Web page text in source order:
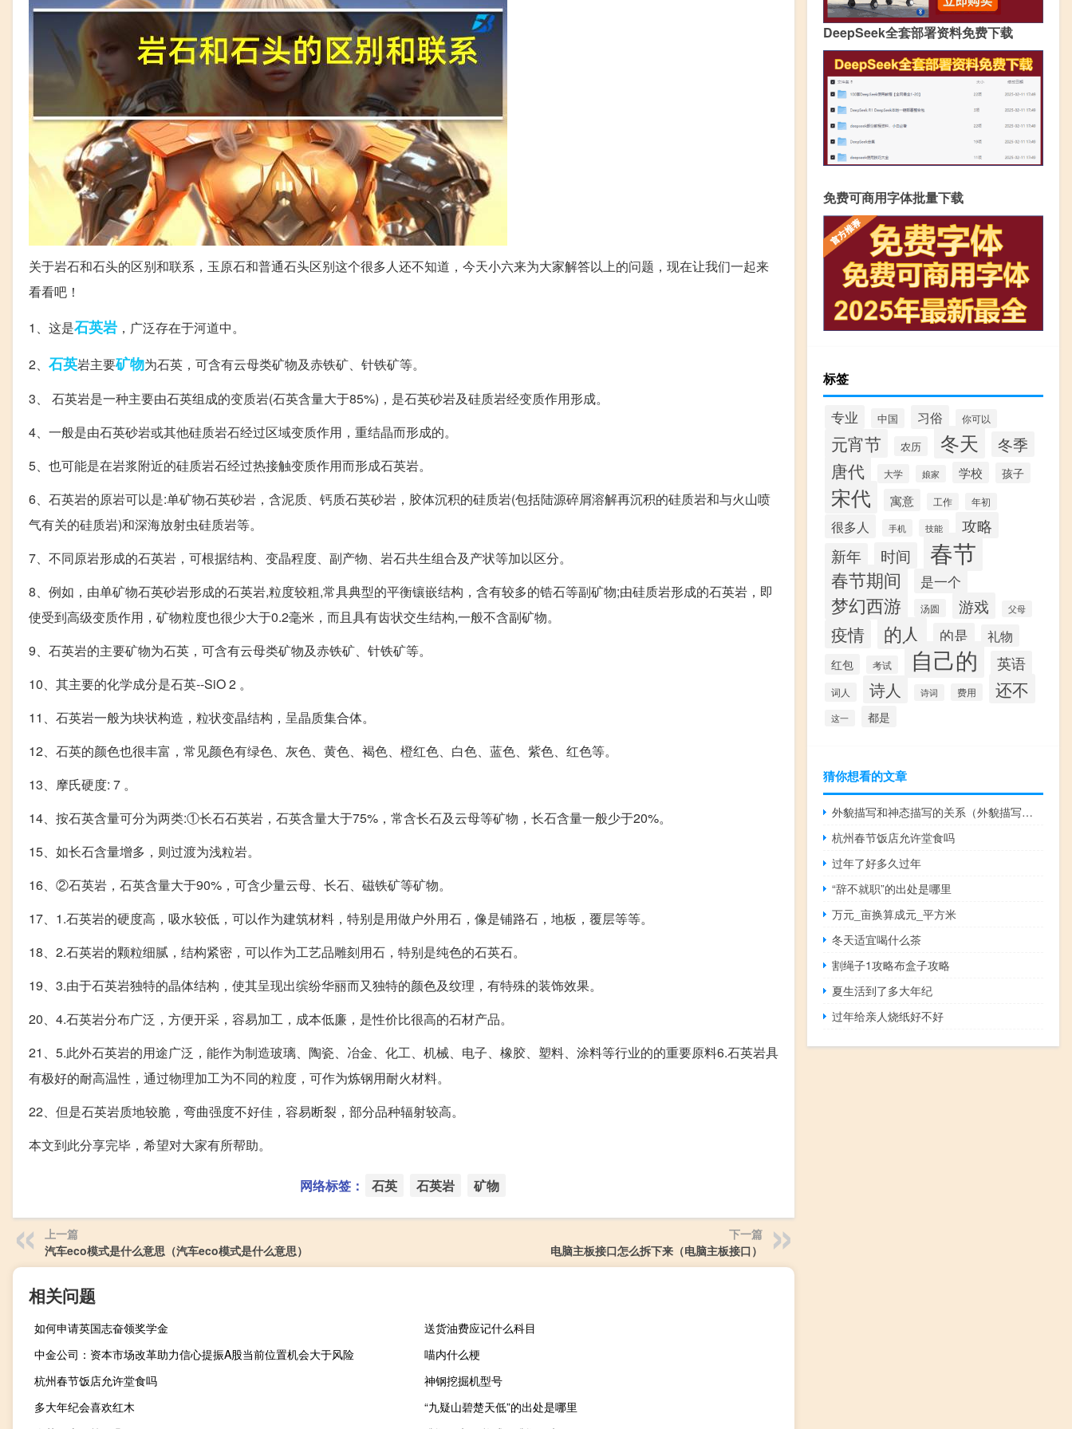
关于岩石和石头的区别和联系，玉原石和普通石头区别这个很多人还不知道，今天小六来为大家解答以上的问题，现在让我们一起来
看看吧！
1、这是石英岩 ，广泛存在于河道中。
2、 石英岩主要矿物为石英，可含有云母类矿物及赤铁矿、针铁矿等。
3、 石英岩是一种主要由石英组成的变质岩(石英含量大于85%)，是石英砂岩及硅质岩经变质作用形成。
4、一般是由石英砂岩或其他硅质岩石经过区域变质作用，重结晶而形成的。
5、也可能是在岩浆附近的硅质岩石经过热接触变质作用而形成石英岩。
6、石英岩的原岩可以是:单矿物石英砂岩，含泥质、钙质石英砂岩，胶体沉积的硅质岩(包括陆源碎屑溶解再沉积的硅质岩和与火山喷
气有关的硅质岩)和深海放射虫硅质岩等。
7、不同原岩形成的石英岩，可根据结构、变晶程度、副产物、岩石共生组合及产状等加以区分。
8、例如，由单矿物石英砂岩形成的石英岩,粒度较粗,常具典型的平衡镶嵌结构，含有较多的锆石等副矿物;由硅质岩形成的石英岩，即
使受到高级变质作用，矿物粒度也很少大于0.2毫米，而且具有齿状交生结构,一般不含副矿物。
9、石英岩的主要矿物为石英，可含有云母类矿物及赤铁矿、针铁矿等。
10、其主要的化学成分是石英--SiO 2 。
11、石英岩一般为块状构造，粒状变晶结构，呈晶质集合体。
12、石英的颜色也很丰富，常见颜色有绿色、灰色、黄色、褐色、橙红色、白色、蓝色、紫色、红色等。
13、摩氏硬度: 7 。
14、按石英含量可分为两类:①长石石英岩，石英含量大于75%，常含长石及云母等矿物，长石含量一般少于20%。
15、如长石含量增多，则过渡为浅粒岩。
16、②石英岩，石英含量大于90%，可含少量云母、长石、磁铁矿等矿物。
17、1.石英岩的硬度高，吸水较低，可以作为建筑材料，特别是用做户外用石，像是铺路石，地板，覆层等等。
18、2.石英岩的颗粒细腻，结构紧密，可以作为工艺品雕刻用石，特别是纯色的石英石。
19、3.由于石英岩独特的晶体结构，使其呈现出缤纷华丽而又独特的颜色及纹理，有特殊的装饰效果。
20、4.石英岩分布广泛，方便开采，容易加工，成本低廉，是性价比很高的石材产品。
21、5.此外石英岩的用途广泛，能作为制造玻璃、陶瓷、冶金、化工、机械、电子、橡胶、塑料、涂料等行业的的重要原料6.石英岩具
有极好的耐高温性，通过物理加工为不同的粒度，可作为炼钢用耐火材料。
22、但是石英岩质地较脆，弯曲强度不好佳，容易断裂，部分品种辐射较高。
本文到此分享完毕，希望对大家有所帮助。
网络标签： 石英 石英岩 矿物
上一篇
汽车eco模式是什么意思（汽车eco模式是什么意思）
下一篇
电脑主板接口怎么拆下来（电脑主板接口）
相关问题
如何申请英国志奋领奖学金
送货油费应记什么科目
中金公司：资本市场改革助力信心提振A股当前位置机会大于风险
喵内什么梗
杭州春节饭店允许堂食吗
神钢挖掘机型号
多大年纪会喜欢红木
“九疑山碧楚天低”的出处是哪里
DeepSeek全套部署资料免费下载
免费可商用字体批量下载
标签
专业 中国 习俗 你可以
元宵节 农历 冬天 冬季
唐代 大学 娘家 学校 孩子
宋代 寓意 工作 年初
很多人 手机 技能 攻略
新年 时间 春节
春节期间 是一个
梦幻西游 汤圆 游戏 父母
疫情 的人 的是 礼物
红包 考试 自己的 英语
词人 诗人 诗词 费用 还不
这一 都是
猜你想看的文章
外貌描写和神态描写的关系（外貌描写与神态描写的联系与区别）
杭州春节饭店允许堂食吗
过年了好多久过年
“辞不就职”的出处是哪里
万元_亩换算成元_平方米
冬天适宜喝什么茶
割绳子1攻略布盒子攻略
夏生活到了多大年纪
过年给亲人烧纸好不好